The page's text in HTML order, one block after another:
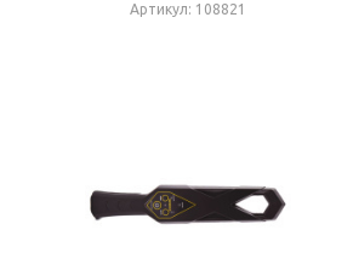
Артикул: 108821